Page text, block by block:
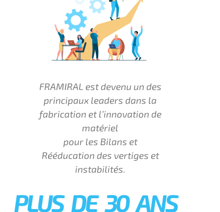
FRAMIRAL est devenu un des
principaux leaders dans la
fabrication et l’innovation de
matériel
pour les Bilans et
Rééducation des vertiges et
instabilités.
PLUS DE 30 ANS